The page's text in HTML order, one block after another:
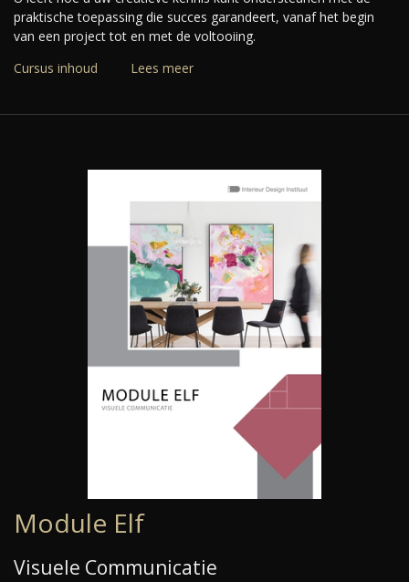
praktische toepassing die succes garandeert, vanaf het begin
van een project tot en met de voltooiing.
Cursus inhoud
Lees meer
Module Elf
Visuele Communicatie